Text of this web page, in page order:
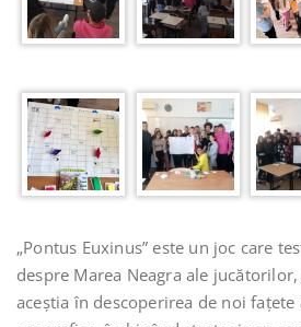
„Pontus Euxinus” este un joc care
despre Marea Neagra ale
aceștia în descoperirea de noi fațete